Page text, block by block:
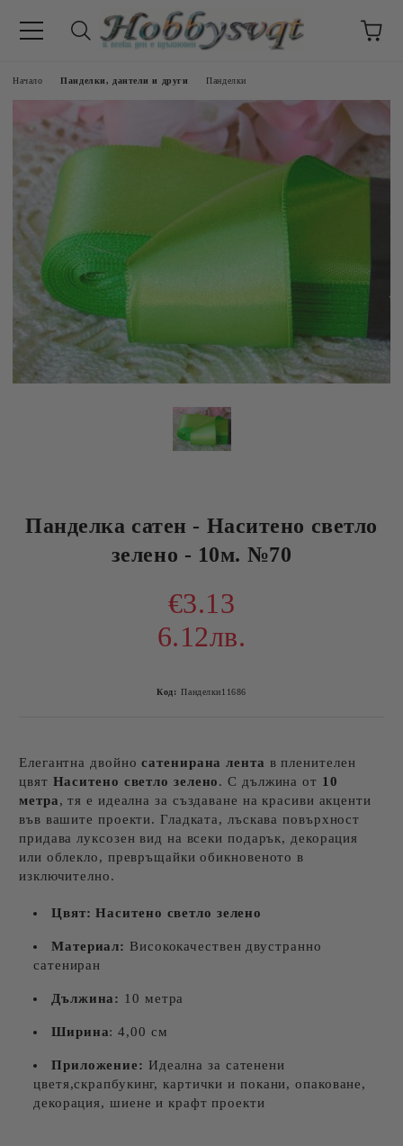
Начало Панделки, дантели и други Панделки
Панделка сатен - Наситено светло
зелено - 10м. №70
€3.13
6.12лв.
Код: Панделки11686
Елегантна двойносатенирана лента в пленителен
цвят Наситено светло зелено. С дължина от 10
метра, тя е идеална за създаване на красиви акценти
във вашите проекти. Гладката, лъскава повърхност
придава луксозен вид на всеки подарък, декорация
или облекло, превръщайки обикновеното в
изключително.
Цвят: Наситено светло зелено
Материал: Висококачествен двустранно
сатениран
Дължина: 10 метра
Ширина: 4,00 см
Приложение: Идеална за сатенени
цветя,скрапбукинг, картички и покани, опаковане,
декорация, шиене и крафт проекти